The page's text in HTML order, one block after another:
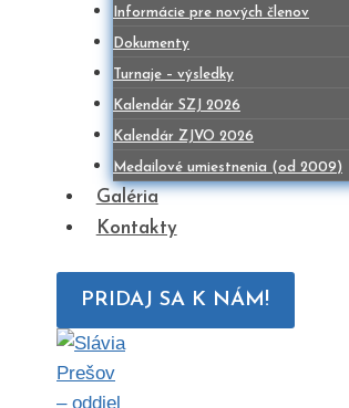
Informácie pre nových členov
Dokumenty
Turnaje – výsledky
Kalendár SZJ 2026
Kalendár ZJVO 2026
Medailové umiestnenia (od 2009)
Galéria
Kontakty
PRIDAJ SA K NÁM!